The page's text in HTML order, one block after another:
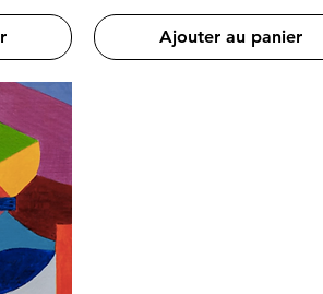
Ajouter au panier